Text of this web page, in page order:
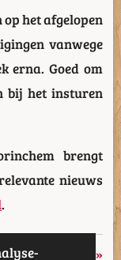
het afgelopen
vanwege
erna. Goed om
bij het insturen
brengt
nieuws
.
»